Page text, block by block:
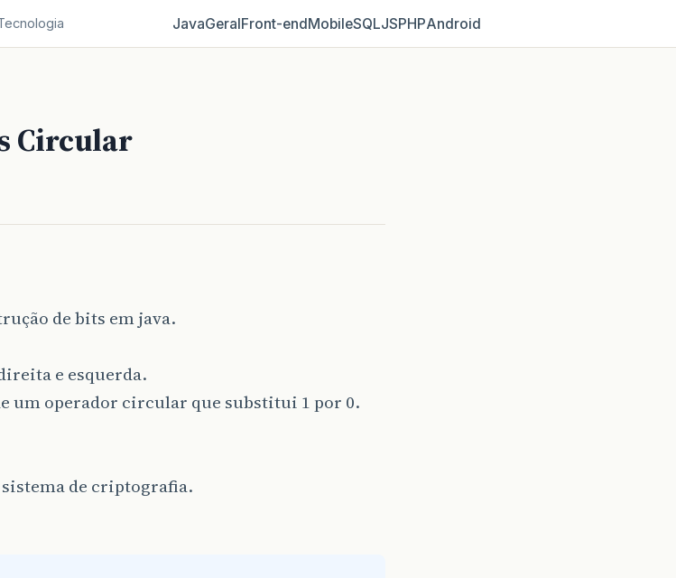
JavaGeralFront‑endMobileSQLJSPHPAndroid
Circular
de bits em java.
e esquerda.
um operador circular que substitui 1 por 0.
de criptografia.